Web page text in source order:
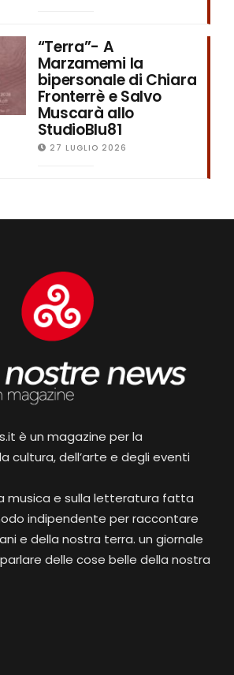
“Terra”- A
Marzamemi la
bipersonale di Chiara
Fronterrè e Salvo
Muscarà allo
StudioBlu81
27 LUGLIO 2026
è un magazine per la
cultura, dell’arte e degli eventi
musica e sulla letteratura fatta
indipendente per raccontare
e della nostra terra. un giornale
delle cose belle della nostra